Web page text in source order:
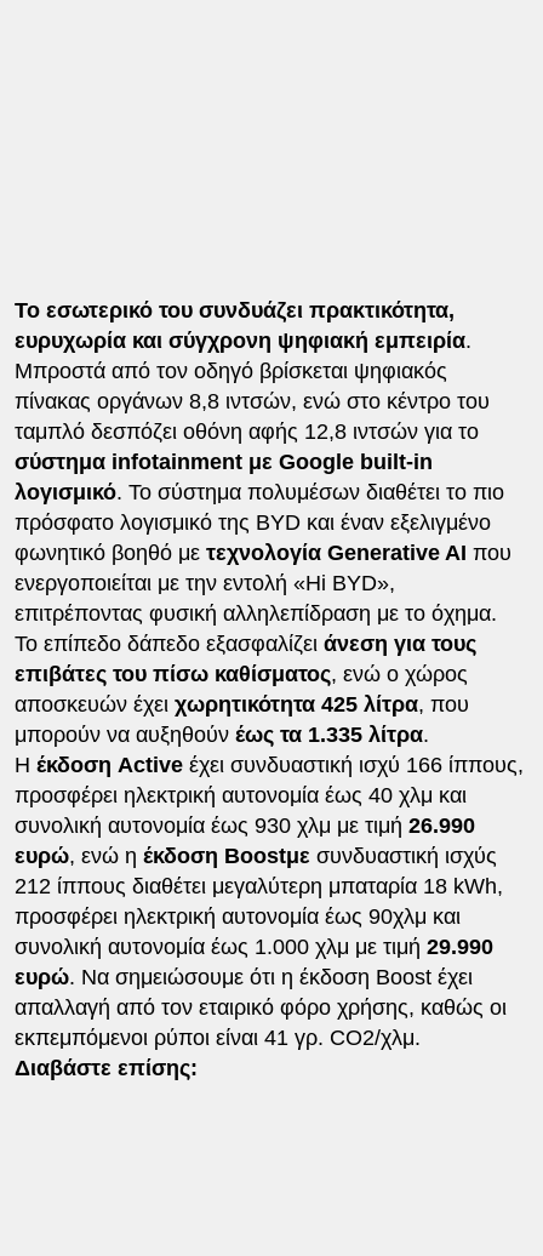
Το εσωτερικό του συνδυάζει πρακτικότητα,
ευρυχωρία και σύγχρονη ψηφιακή εμπειρία.
Μπροστά από τον οδηγό βρίσκεται ψηφιακός
πίνακας οργάνων 8,8 ιντσών, ενώ στο κέντρο του
ταμπλό δεσπόζει οθόνη αφής 12,8 ιντσών για το
σύστημα infotainment με Google built-in
λογισμικό. Το σύστημα πολυμέσων διαθέτει το πιο
πρόσφατο λογισμικό της BYD και έναν εξελιγμένο
φωνητικό βοηθό με τεχνολογία Generative AI που
ενεργοποιείται με την εντολή «Hi BYD»,
επιτρέποντας φυσική αλληλεπίδραση με το όχημα.
Το επίπεδο δάπεδο εξασφαλίζει άνεση για τους
επιβάτες του πίσω καθίσματος, ενώ ο χώρος
αποσκευών έχει χωρητικότητα 425 λίτρα, που
μπορούν να αυξηθούν έως τα 1.335 λίτρα.
Η έκδοση Activeέχει συνδυαστική ισχύ 166 ίππους,
προσφέρει ηλεκτρική αυτονομία έως 40 χλμ και
συνολική αυτονομία έως 930 χλμ με τιμή 26.990
ευρώ, ενώ η έκδοση Boostμε συνδυαστική ισχύς
212 ίππους διαθέτει μεγαλύτερη μπαταρία 18 kWh,
προσφέρει ηλεκτρική αυτονομία έως 90χλμ και
συνολική αυτονομία έως 1.000 χλμ με τιμή 29.990
ευρώ. Να σημειώσουμε ότι η έκδοση Boost έχει
απαλλαγή από τον εταιρικό φόρο χρήσης, καθώς οι
εκπεμπόμενοι ρύποι είναι 41 γρ. CO2/χλμ.
Διαβάστε επίσης: